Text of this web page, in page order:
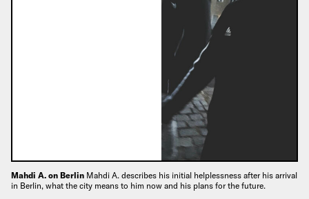
Mahdi A. on Berlin Mahdi A. describes his initial helplessness after his arrival
in Berlin, what the city means to him now and his plans for the future.